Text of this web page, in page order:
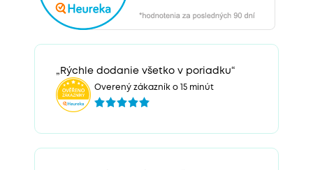
„Rýchle dodanie všetko v poriadku“
Overený zákazník o 15 minút